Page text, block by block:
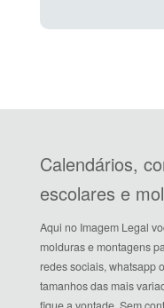
Calendários,
escolares e
Aqui no Imagem Legal
molduras e montagens
redes sociais, whatsapp
tamanhos das mais